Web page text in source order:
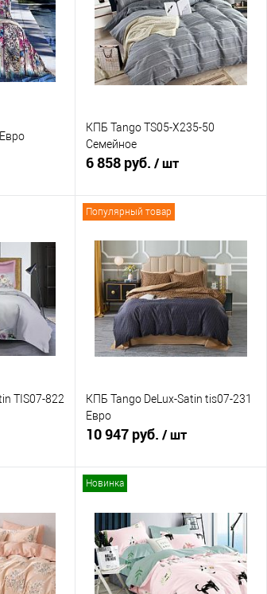
В наличии
В избранное
В наличии
Сравнение
В наличии
КПБ Tango TS05-X235-50
Семейное
6 858 руб. / шт
Купить в 1 клик
Сравнение
В избранное
В наличии
TIS07-822
Сравнение
В наличии
Популярный товар
КПБ Tango DeLux-Satin tis07-231
Евро
10 947 руб. / шт
Купить в 1 клик
Сравнение
В избранное
В наличии
Новинка